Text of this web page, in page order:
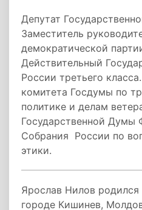
Депутат
Заместитель
демократической
Действительный
России третьего
комитета Госдумы по
политике и делам
Государственной Думы
Собрания России по
этики.
Ярослав Нилов
городе Кишинев,